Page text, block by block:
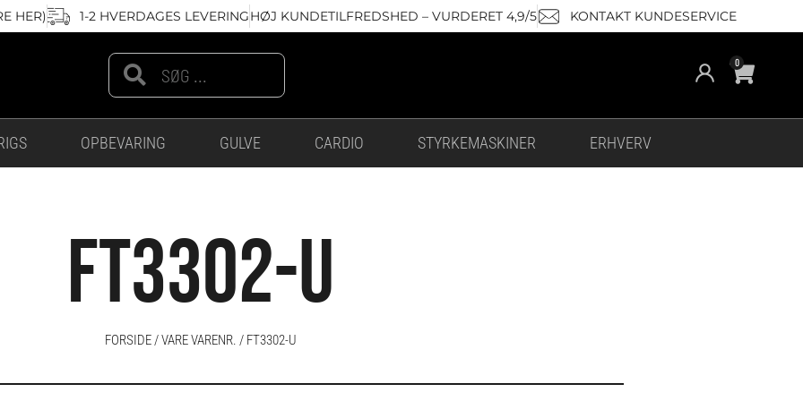
HER) 1-2 HVERDAGES LEVERINGHØJ KUNDETILFREDSHED – VURDERET 4,9/5 KONTAKT KUNDESERVICE
Search 0
Cart
OPBEVARING GULVE CARDIO STYRKEMASKINER ERHVERV
FT3302-U
FORSIDE / VARE VARENR. / FT3302-U